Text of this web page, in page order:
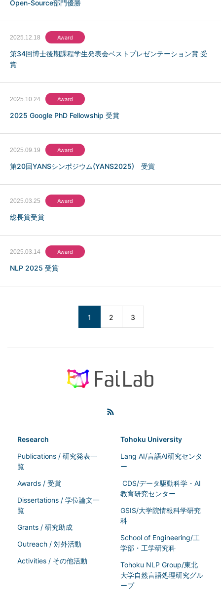
Open-Source部門優勝
2025.12.18 Award
第34回博士後期課程学生発表会ベストプレゼンテーション賞 受
賞
2025.10.24 Award
2025 Google PhD Fellowship 受賞
2025.09.19 Award
第20回YANSシンポジウム(YANS2025) 受賞
2025.03.25 Award
総長賞受賞
2025.03.14 Award
NLP 2025 受賞
1 2 3
Research
Publications / 研究発表一
覧
Awards / 受賞
Dissertations / 学位論文一
覧
Grants / 研究助成
Outreach / 対外活動
Activities / その他活動
Tohoku University
Lang AI/言語AI研究センタ
ー
CDS/データ駆動科学・AI
教育研究センター
GSIS/大学院情報科学研究
科
School of Engineering/工
学部・工学研究科
Tohoku NLP Group/東北
大学自然言語処理研究グル
ープ